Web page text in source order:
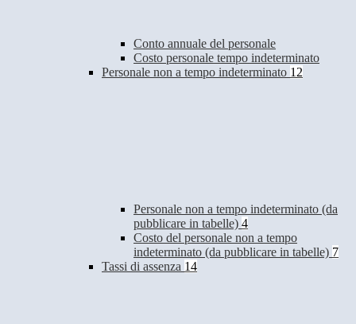
Conto annuale del personale
Costo personale tempo indeterminato
Personale non a tempo indeterminato 12
Personale non a tempo indeterminato (da
pubblicare in tabelle) 4
Costo del personale non a tempo
indeterminato (da pubblicare in tabelle) 7
Tassi di assenza 14